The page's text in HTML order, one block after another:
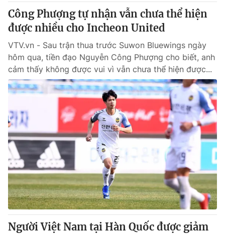
Công Phượng tự nhận vẫn chưa thể hiện
được nhiều cho Incheon United
VTV.vn - Sau trận thua trước Suwon Bluewings ngày
hôm qua, tiền đạo Nguyễn Công Phượng cho biết, anh
cảm thấy không được vui vì vẫn chưa thể hiện được...
Người Việt Nam tại Hàn Quốc được giảm